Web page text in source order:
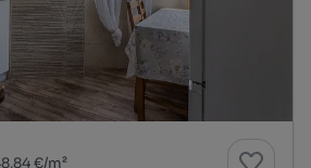
€/m²